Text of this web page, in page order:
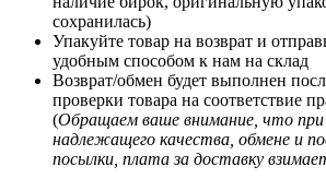
сохранилась)
Упакуйте товар на возврат и
удобным способом к нам на склад
Возврат/обмен будет выполнен
проверки товара на соответствие
(Обращаем ваше внимание, что при
надлежащего качества, обмене и
посылки, плата за доставку